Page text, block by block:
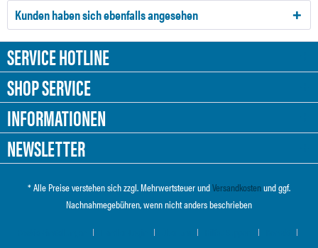
Kunden haben sich ebenfalls angesehen
SERVICE HOTLINE
SHOP SERVICE
INFORMATIONEN
NEWSLETTER
* Alle Preise verstehen sich zzgl. Mehrwertsteuer undVersandkostenund ggf.
Nachnahmegebühren, wenn nicht anders beschrieben